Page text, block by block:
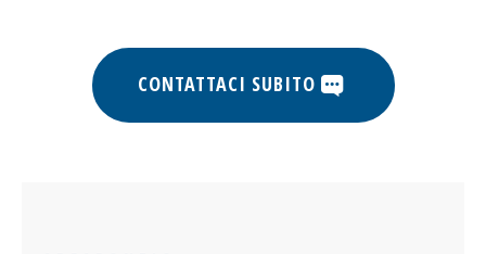
CONTATTACI SUBITO